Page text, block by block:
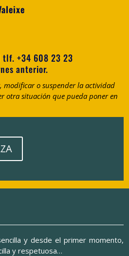
tlf. +34 608 23 23
anterior.
modificar o suspender la actividad
otra situación que pueda poner en
y desde el primer momento,
y respetuosa…